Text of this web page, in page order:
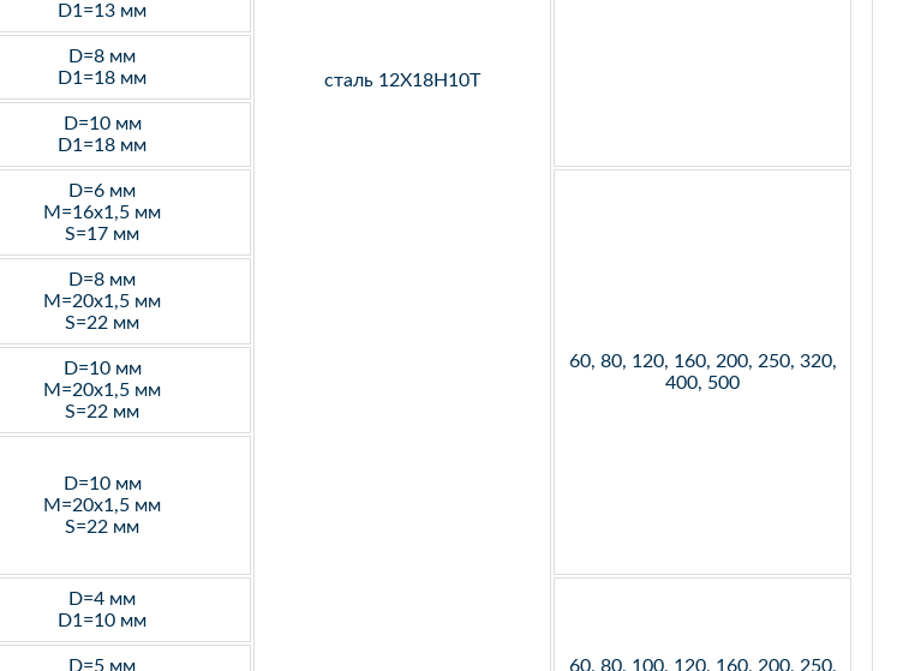
сталь 12Х18Н10Т
D1=13 мм
D=8 мм
D1=18 мм
D=10 мм
D1=18 мм
D=6 мм
M=16х1,5 мм
S=17 мм
60, 80, 120, 160, 200, 250, 320,
400, 500
D=8 мм
M=20х1,5 мм
S=22 мм
D=10 мм
M=20х1,5 мм
S=22 мм
D=10 мм
M=20х1,5 мм
S=22 мм
D=4 мм
D1=10 мм
60, 80, 100, 120, 160, 200, 250,
D=5 мм